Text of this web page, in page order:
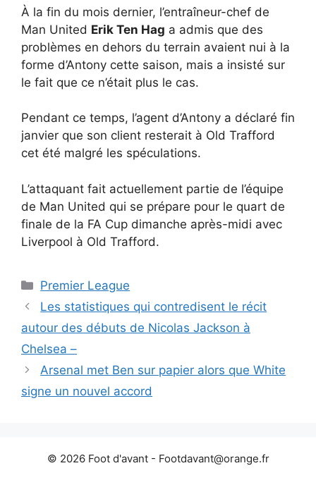
À la fin du mois dernier, l’entraîneur-chef de
Man United Erik Ten Hag a admis que des
problèmes en dehors du terrain avaient nui à la
forme d’Antony cette saison, mais a insisté sur
le fait que ce n’était plus le cas.
Pendant ce temps, l’agent d’Antony a déclaré fin
janvier que son client resterait à Old Trafford
cet été malgré les spéculations.
L’attaquant fait actuellement partie de l’équipe
de Man United qui se prépare pour le quart de
finale de la FA Cup dimanche après-midi avec
Liverpool à Old Trafford.
Catégories
Premier League
Les statistiques qui contredisent le récit
autour des débuts de Nicolas Jackson à
Chelsea –
Arsenal met Ben sur papier alors que White
signe un nouvel accord
© 2026 Foot d'avant - Footdavant@orange.fr